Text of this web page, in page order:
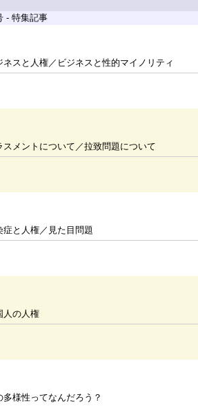
- 特集記事
ネスと人権／ビジネスと性的マイノリティ
スメントについて／拉致問題について
症と人権／見た目問題
人の人権
多様性ってなんだろう？